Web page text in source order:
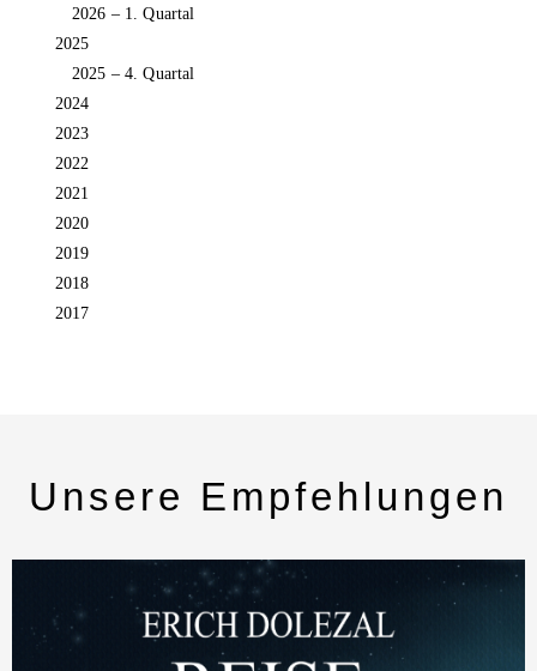
2026 – 1. Quartal
2025
2025 – 4. Quartal
2024
2023
2022
2021
2020
2019
2018
2017
Unsere Empfehlungen